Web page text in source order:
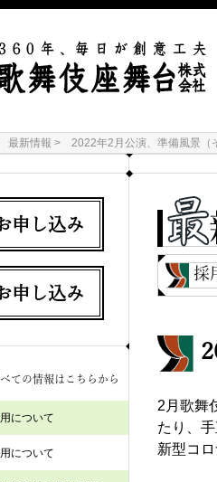
最新情報 2022年2月公演、準備風景（
採
2月歌舞
たり、
新型コ
申し込み
申し込み
ての情報はこちらから
について
について